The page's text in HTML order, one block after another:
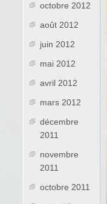
octobre 2012
août 2012
juin 2012
mai 2012
avril 2012
mars 2012
décembre
2011
novembre
2011
octobre 2011